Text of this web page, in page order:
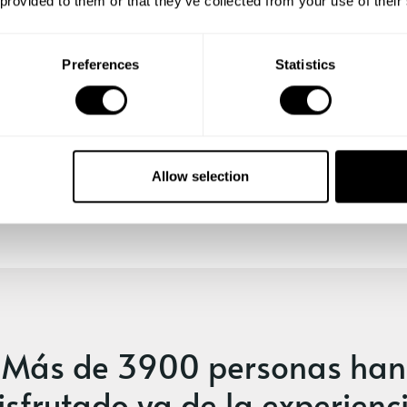
Preferences Statistics
Allow selection
posible que
contamos
formado en
hoteles de
respeto al
fecha, la
experiencia
Más de 3900 personas han